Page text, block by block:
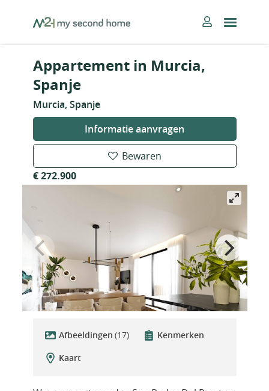
MySecondHome
Appartement in Murcia,
Spanje
Murcia, Spanje
Informatie aanvragen
Bewaren
€ 272.900
Afbeeldingen (17)
Kenmerken
Kaart